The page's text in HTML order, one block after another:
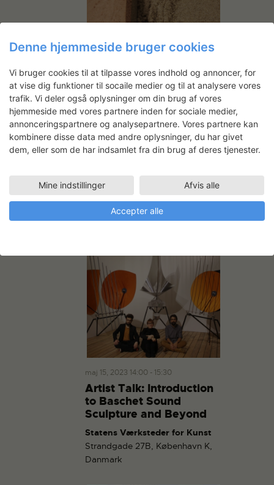
maj 6, 2023 9:00 maj 7, 2023 16:00
2-dages betonstøbe-
kursus
Statens Værksteder for Kunst
Danmark
maj 15, 2023 14:00 - 15:30
Artist Talk: Introduction
to Baschet Sound
Sculpture and Beyond
Statens Værksteder for Kunst
Strandgade 27B, København K,
Danmark
Denne hjemmeside bruger cookies
Vi bruger cookies til at tilpasse vores indhold og annoncer, for
at vise dig funktioner til socaile medier og til at analysere vores
trafik. Vi deler også oplysninger om din brug af vores
hjemmeside med vores partnere inden for sociale medier,
annonceringspartnere og analysepartnere. Vores partnere kan
kombinere disse data med andre oplysninger, du har givet
dem, eller som de har indsamlet fra din brug af deres tjenester.
Mine indstillinger Afvis alle
Accepter alle